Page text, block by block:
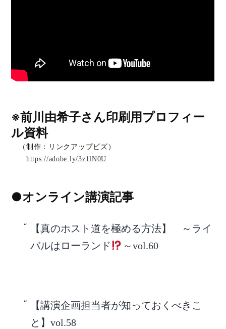
※前川由希子さん印刷用プロフィー
ル資料
（制作：リンクアップビズ）
https://adobe.ly/3z1lN0U
●オンライン講演記事
【真のホスト道を極める方法】 ～ライ
バルはローランド
～vol.60
【講演企画担当者が知っておくべきこ
と】vol.58